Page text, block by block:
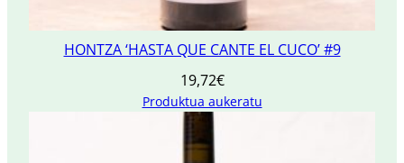
HONTZA ‘HASTA QUE CANTE EL CUCO’ #9
19,72€
Produktua aukeratu